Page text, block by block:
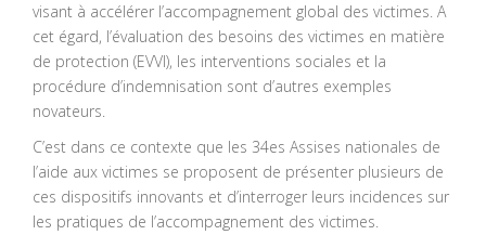
visant à accélérer l’accompagnement global des victimes. A
cet égard, l’évaluation des besoins des victimes en matière
de protection (EVVI), les interventions sociales et la
procédure d’indemnisation sont d’autres exemples
novateurs.
C’est dans ce contexte que les 34es Assises nationales de
l’aide aux victimes se proposent de présenter plusieurs de
ces dispositifs innovants et d’interroger leurs incidences sur
les pratiques de l’accompagnement des victimes.